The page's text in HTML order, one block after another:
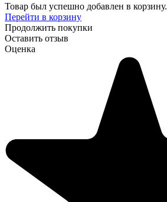
Товар был успешно добавлен в корзину.
Перейти в корзину
Продолжить покупки
Оставить отзыв
Оценка